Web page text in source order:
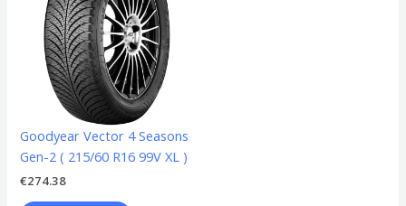
Goodyear Vector 4 Seasons
Gen-2 ( 215/60 R16 99V XL )
€274.38